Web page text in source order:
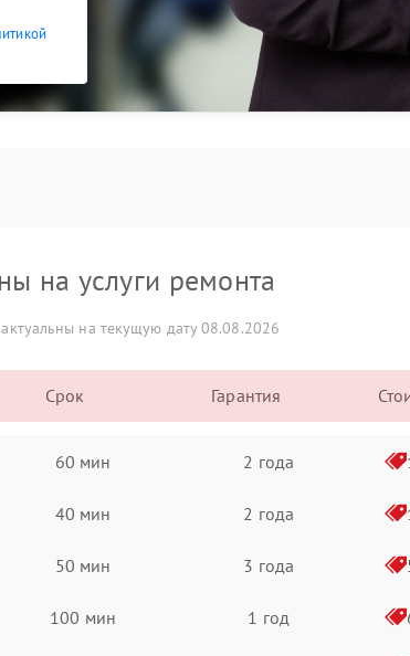
на услуги ремонта
на текущую дату 08.08.2026
Срок Гарантия
60 мин 2 года
40 мин 2 года
50 мин 3 года
100 мин 1 год